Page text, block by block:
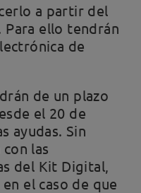
a partir del
ello tendrán
de
de un plazo
el 20 de
ayudas. Sin
las
del Kit Digital,
el caso de que